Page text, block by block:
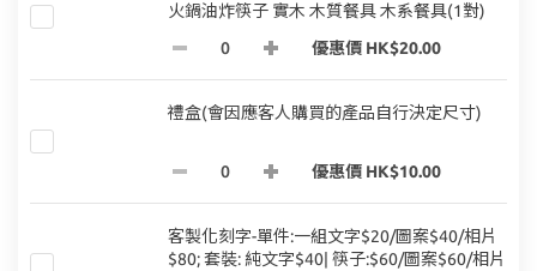
火鍋油炸筷子 實木 木質餐具 木系餐具(1對)
優惠價 HK$20.00
禮盒(會因應客人購買的產品自行決定尺寸)
優惠價 HK$10.00
客製化刻字-單件:一組文字$20/圖案$40/相片
$80; 套裝: 純文字$40| 筷子:$60/圖案$60/相片